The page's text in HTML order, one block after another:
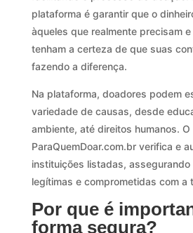
plataforma é garantir que o
àqueles que realmente precisam
tenham a certeza de que suas
fazendo a diferença.
Na plataforma, doadores podem
variedade de causas, desde
ambiente, até direitos humanos. O
ParaQuemDoar.com.br verifica e
instituições listadas, assegurando
legítimas e comprometidas com a
Por que é
forma segura?